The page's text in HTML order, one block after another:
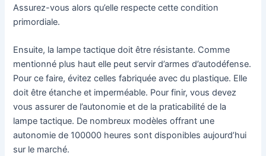
Assurez-vous alors qu’elle respecte cette condition
primordiale.
Ensuite, la lampe tactique doit être résistante. Comme
mentionné plus haut elle peut servir d’armes d’autodéfense.
Pour ce faire, évitez celles fabriquée avec du plastique. Elle
doit être étanche et imperméable. Pour finir, vous devez
vous assurer de l’autonomie et de la praticabilité de la
lampe tactique. De nombreux modèles offrant une
autonomie de 100000 heures sont disponibles aujourd’hui
sur le marché.